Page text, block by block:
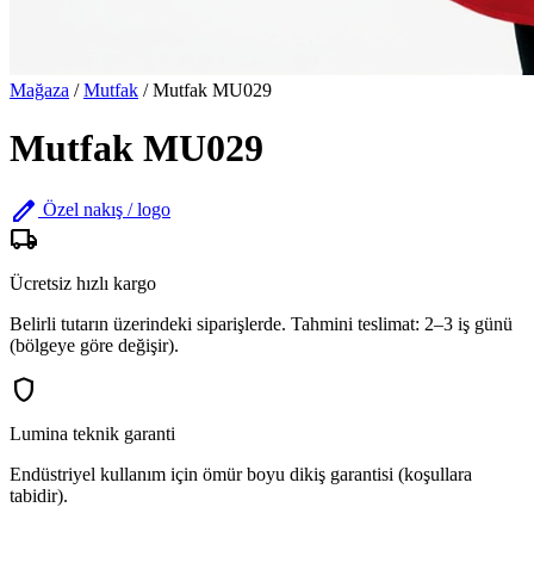
Mağaza / Mutfak / Mutfak MU029
Mutfak MU029
edit Özel nakış / logo
local_shipping
Ücretsiz hızlı kargo
Belirli tutarın üzerindeki siparişlerde. Tahmini teslimat: 2–3 iş günü
(bölgeye göre değişir).
shield
Lumina teknik garanti
Endüstriyel kullanım için ömür boyu dikiş garantisi (koşullara
tabidir).